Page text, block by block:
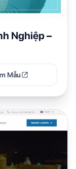
Nghiệp –
Mẫu